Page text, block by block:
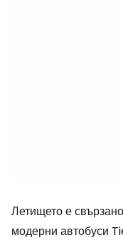
Летището е
модерни автобуси